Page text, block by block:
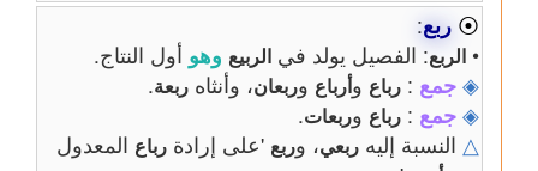
⦿ ربع:
• الربع: الفصيل يولد في الربيعوهوأول النتاج.
◈ جمع : رباعوأرباعوربعان، وأنثاه ربعة.
◈ جمع : رباعوربعات.
△ النسبة إليه ربعي، وربع'على إرادة رباعالمعدول